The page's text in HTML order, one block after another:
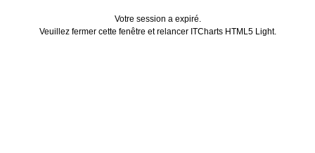
Votre session a expiré.
Veuillez fermer cette fenêtre et relancer ITCharts HTML5 Light.